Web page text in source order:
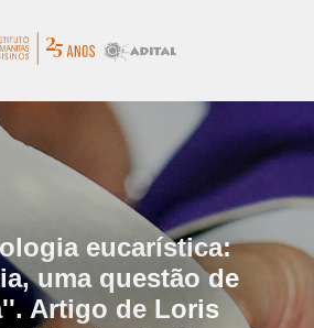
eucarística:
uma questão de
Artigo de Loris